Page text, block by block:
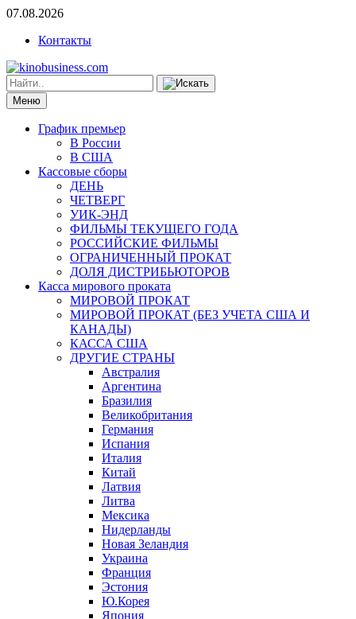
07.08.2026
Контакты
Меню
График премьер
В России
В США
Кассовые сборы
ДЕНЬ
ЧЕТВЕРГ
УИК-ЭНД
ФИЛЬМЫ ТЕКУЩЕГО ГОДА
РОССИЙСКИЕ ФИЛЬМЫ
ОГРАНИЧЕННЫЙ ПРОКАТ
ДОЛЯ ДИСТРИБЬЮТОРОВ
Касса мирового проката
МИРОВОЙ ПРОКАТ
МИРОВОЙ ПРОКАТ (БЕЗ УЧЕТА США И
КАНАДЫ)
КАССА США
ДРУГИЕ СТРАНЫ
Австралия
Аргентина
Бразилия
Великобритания
Германия
Испания
Италия
Китай
Латвия
Литва
Мексика
Нидерланды
Новая Зеландия
Украина
Франция
Эстония
Ю.Корея
Япония